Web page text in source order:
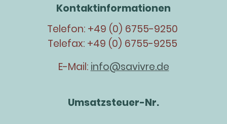
Kontaktinformationen
Telefon: +49 (0) 6755-9250
Telefax: +49 (0) 6755-9255
E-Mail: info@savivre.de
Umsatzsteuer-Nr.